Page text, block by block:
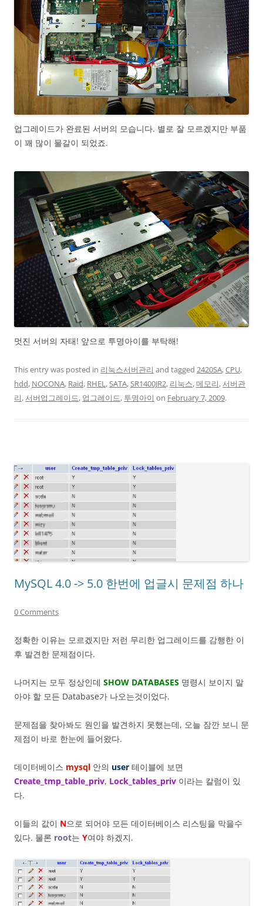
업그레이드가 완료된 서버의 모습니다. 별로 잘 모르겠지만 부품
이 꽤 많이 물갈이 되었죠.
멋진 서버의 자태! 앞으로 투명아이를 부탁해!
This entry was posted in 리눅스서버관리 and tagged 2420SA,CPU,
hdd, NOCONA, Raid, RHEL,SATA,SR1400JR2, 리눅스,메모리, 서버관
리, 서버업그레이드, 업그레이드, 투명아이 on February 7, 2009.
MySQL 4.0 -> 5.0 한번에 업글시 문제점 하나
0 Comments
정확한 이유는 모르겠지만 저런 무리한 업그레이드를 감행한 이
후 발견한 문제점이다.
나머지는 모두 정상인데 SHOW DATABASES 명령시 보이지 말
아야 할 모든 Database가 나오는것이었다.
문제점을 찾아봐도 원인을 발견하지 못했는데, 오늘 잠깐 보니 문
제점이 바로 한눈에 들어왔다.
데이터베이스 mysql 안의 user 테이블에 보면
Create_tmp_table_priv, Lock_tables_priv 이라는 칼럼이 있
다.
이들의 값이 N으로 되어야 모든 데이터베이스 리스팅을 막을수
있다. 물론 root는 Y여야 하겠지.